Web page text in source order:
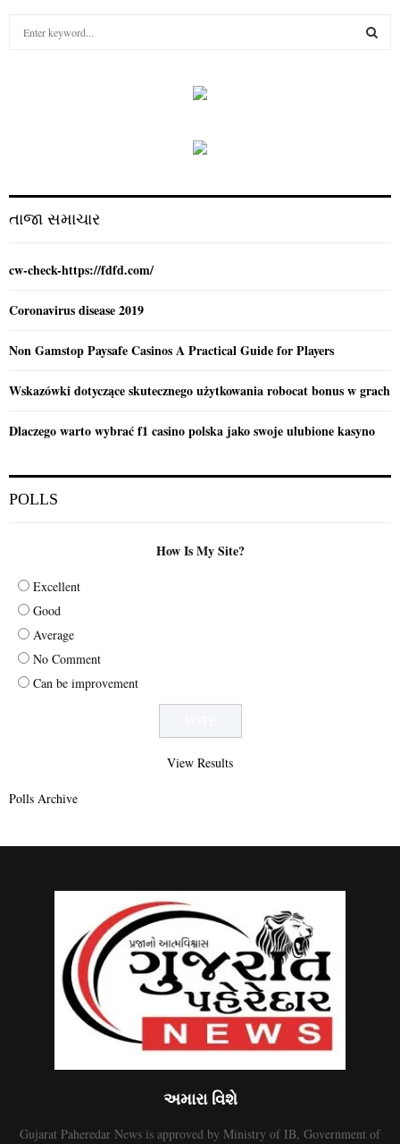
:
તાજા સમાચાર
cw-check-https://fdfd.com/
Coronavirus disease 2019
Non Gamstop Paysafe Casinos A Practical Guide for Players
Wskazówki dotyczące skutecznego użytkowania robocat bonus w grach
Dlaczego warto wybrać f1 casino polska jako swoje ulubione kasyno
POLLS
How Is My Site?
Excellent
Good
Average
No Comment
Can be improvement
View Results
Polls Archive
અમારા વિશે
Gujarat Paheredar News is approved by Ministry of IB, Government of